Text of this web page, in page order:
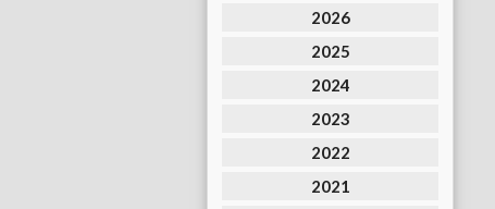
2026
2025
2024
2023
2022
2021